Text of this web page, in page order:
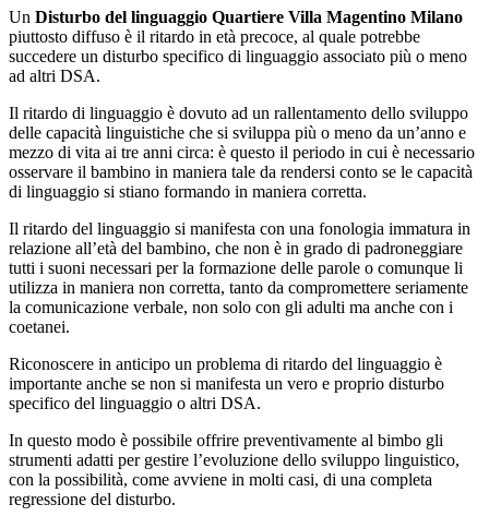
Un Disturbo del linguaggio Quartiere Villa Magentino Milano
piuttosto diffuso è il ritardo in età precoce, al quale potrebbe
succedere un disturbo specifico di linguaggio associato più o meno
ad altri DSA.
Il ritardo di linguaggio è dovuto ad un rallentamento dello sviluppo
delle capacità linguistiche che si sviluppa più o meno da un’anno e
mezzo di vita ai tre anni circa: è questo il periodo in cui è necessario
osservare il bambino in maniera tale da rendersi conto se le capacità
di linguaggio si stiano formando in maniera corretta.
Il ritardo del linguaggio si manifesta con una fonologia immatura in
relazione all’età del bambino, che non è in grado di padroneggiare
tutti i suoni necessari per la formazione delle parole o comunque li
utilizza in maniera non corretta, tanto da compromettere seriamente
la comunicazione verbale, non solo con gli adulti ma anche con i
coetanei.
Riconoscere in anticipo un problema di ritardo del linguaggio è
importante anche se non si manifesta un vero e proprio disturbo
specifico del linguaggio o altri DSA.
In questo modo è possibile offrire preventivamente al bimbo gli
strumenti adatti per gestire l’evoluzione dello sviluppo linguistico,
con la possibilità, come avviene in molti casi, di una completa
regressione del disturbo.